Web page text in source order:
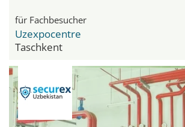
für Fachbesucher
Uzexpocentre
Taschkent